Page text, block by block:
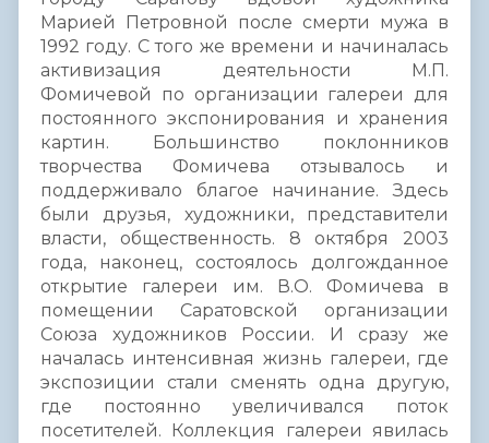
Марией Петровной после смерти мужа в
1992 году. С того же времени и начиналась
активизация деятельности М.П.
Фомичевой по организации галереи для
постоянного экспонирования и хранения
картин. Большинство поклонников
творчества Фомичева отзывалось и
поддерживало благое начинание. Здесь
были друзья, художники, представители
власти, общественность. 8 октября 2003
года, наконец, состоялось долгожданное
открытие галереи им. В.О. Фомичева в
помещении Саратовской организации
Союза художников России. И сразу же
началась интенсивная жизнь галереи, где
экспозиции стали сменять одна другую,
где постоянно увеличивался поток
посетителей. Коллекция галереи явилась